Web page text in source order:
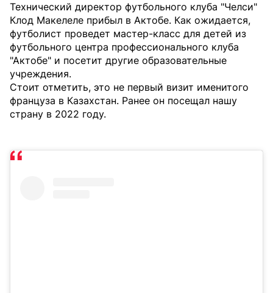
Технический директор футбольного клуба "Челси"
Клод Макелеле прибыл в Актобе. Как ожидается,
футболист проведет мастер-класс для детей из
футбольного центра профессионального клуба
"Актобе" и посетит другие образовательные
учреждения.
Стоит отметить, это не первый визит именитого
француза в Казахстан. Ранее он посещал нашу
страну в 2022 году.